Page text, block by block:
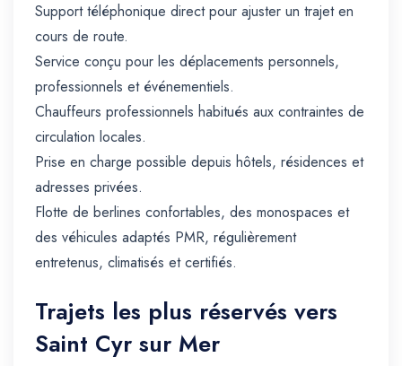
Support téléphonique direct pour ajuster un trajet en
cours de route.
Service conçu pour les déplacements personnels,
professionnels et événementiels.
Chauffeurs professionnels habitués aux contraintes de
circulation locales.
Prise en charge possible depuis hôtels, résidences et
adresses privées.
Flotte de berlines confortables, des monospaces et
des véhicules adaptés PMR, régulièrement
entretenus, climatisés et certifiés.
Trajets les plus réservés vers
Saint Cyr sur Mer